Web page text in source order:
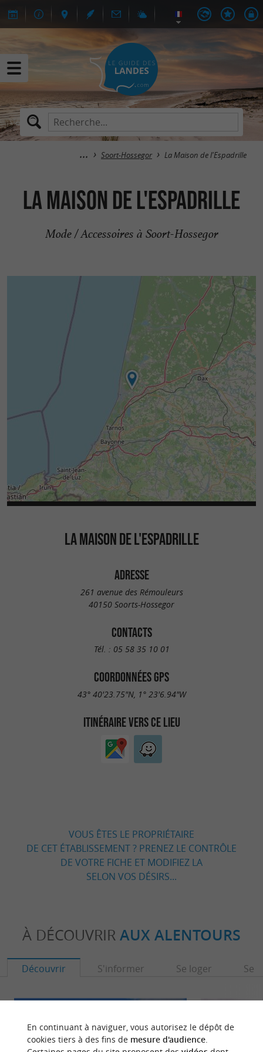
Soort-Hossegor La Maison de l'Espadrille
La Maison de l'Espadrille
Mode / Accessoires à Soort-Hossegor
LA MAISON DE L'ESPADRILLE
ADRESSE
261 avenue des Rémouleurs
40150 Soorts-Hossegor
CONTACTS
Tél. : 05 58 35 10 01
COORDONNÉES GPS
43° 40'23.75"N, 1° 23'6.94"W
ITINÉRAIRE VERS CE LIEU
VOUS ÊTES LE PROPRIÉTAIRE
DE CET ÉTABLISSEMENT ? PRENEZ LE CONTRÔLE
DE VOTRE FICHE ET MODIFIEZ LA
SELON VOS DÉSIRS...
À DÉCOUVRIR AUX ALENTOURS
Découvrir S'informer Se loger Se
En continuant à naviguer, vous autorisez le dépôt de
cookies tiers à des fins de mesure d'audience.